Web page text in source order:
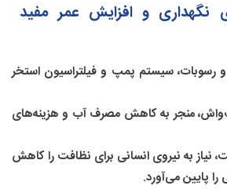
نگهداری و افزایش عمر مفید
رسوبات، سیستم پمپ و فیلتراسیون استخر
منجر به کاهش مصرف آب و هزینه‌های
نیاز به نیروی انسانی برای نظافت را کاهش
را پایین می‌آورد.